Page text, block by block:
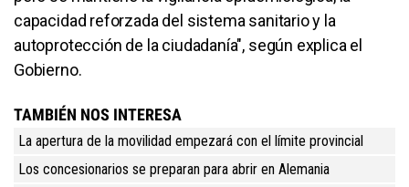
capacidad reforzada del sistema sanitario y la
autoprotección de la ciudadanía", según explica el
Gobierno.
TAMBIÉN NOS INTERESA
La apertura de la movilidad empezará con el límite provincial
Los concesionarios se preparan para abrir en Alemania